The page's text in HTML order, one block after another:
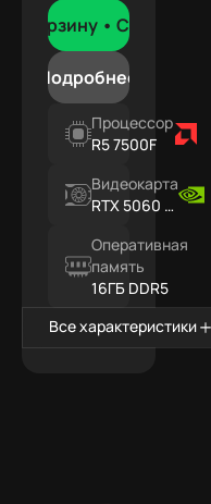
В корзину • Сегодня
Подробнее
Процессор
R5 7500F
Видеокарта
RTX 5060 Ti
Оперативная
память
16ГБ DDR5
Все характеристики